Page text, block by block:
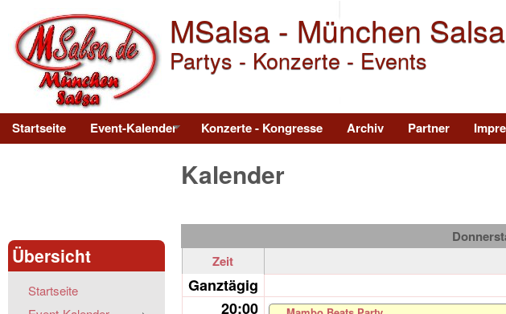
MSalsa - München Salsa
Partys - Konzerte - Events
Main menu
Startseite Event-Kalender Konzerte - Kongresse Archiv Partner
Kalender
Zeit
Ganztägig
20:00
Übersicht
Startseite